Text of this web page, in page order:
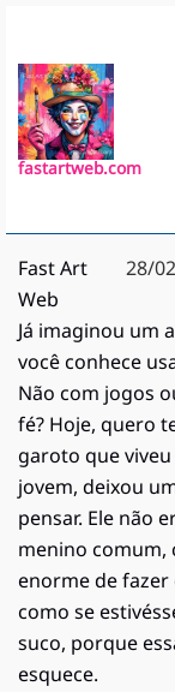
conteúdo
fastartweb.com
Fast Art
Web
28/
Já imaginou um
você conhece
Não com jogos
fé? Hoje, quero
garoto que
jovem, deixou
pensar. Ele não
menino comum,
enorme de fazer
como se
suco, porque
esquece.